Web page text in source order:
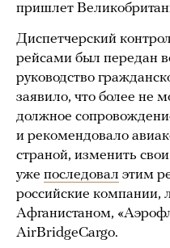
пришлет
Диспетчерский
рейсами был передан
руководство
заявило, что более не
должное
и рекомендовало
страной, изменить
уже последовал этим
российские компании,
Афганистаном,
AirBridgeCargo.